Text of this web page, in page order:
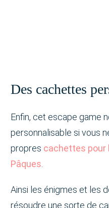
Des cachettes
Enfin, cet escape game
personnalisable si vous
propres cachettes pour
Pâques.
Ainsi les énigmes et les
résoudre une sorte de